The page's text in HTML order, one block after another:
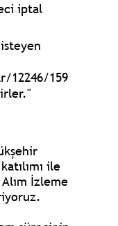
iptal
159
ile
İzleme